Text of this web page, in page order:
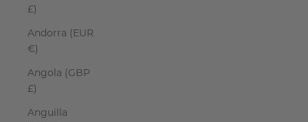
£)
Andorra (EUR
€)
Angola (GBP
£)
Anguilla